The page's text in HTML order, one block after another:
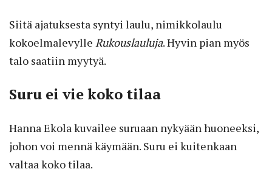
Siitä ajatuksesta syntyi laulu, nimikkolaulu
kokoelmalevylle Rukouslauluja. Hyvin pian myös
talo saatiin myytyä.
Suru ei vie koko tilaa
Hanna Ekola kuvailee suruaan nykyään huoneeksi,
johon voi mennä käymään. Suru ei kuitenkaan
valtaa koko tilaa.